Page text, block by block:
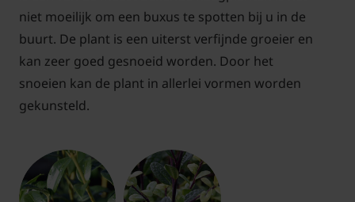
niet moeilijk om een buxus te spotten bij u in de
buurt. De plant is een uiterst verfijnde groeier en
kan zeer goed gesnoeid worden. Door het
snoeien kan de plant in allerlei vormen worden
gekunsteld.